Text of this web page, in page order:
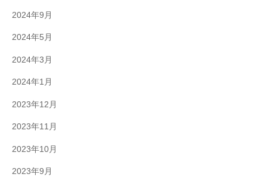
2024年9月
2024年5月
2024年3月
2024年1月
2023年12月
2023年11月
2023年10月
2023年9月